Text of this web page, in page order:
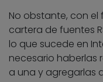
No obstante, con
cartera de fuentes
lo que sucede en
necesario haberlas
a una y agregarlas